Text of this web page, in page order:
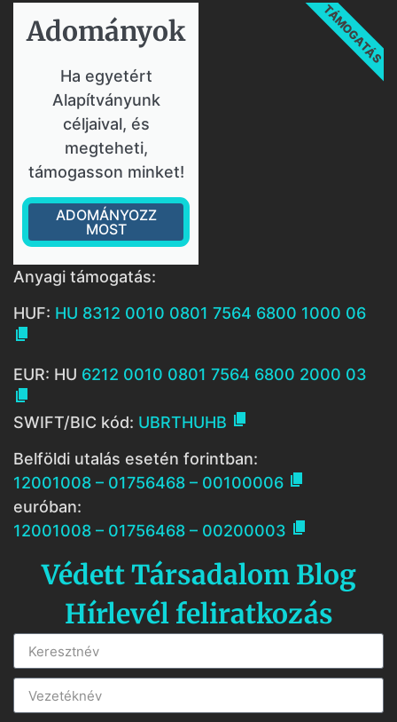
Adományok​
Ha egyetért
Alapítványunk
céljaival, és
megteheti,
támogasson minket!
ADOMÁNYOZZ
MOST
TÁMOGATÁS
Anyagi támogatás:
HUF: HU 8312 0010 0801 7564 6800 1000 06

EUR: HU 6212 0010 0801 7564 6800 2000 03

SWIFT/BIC kód: UBRTHUHB 
Belföldi utalás esetén forintban:
12001008 – 01756468 – 00100006 
euróban:
12001008 – 01756468 – 00200003 
Védett Társadalom Blog
Hírlevél feliratkozás